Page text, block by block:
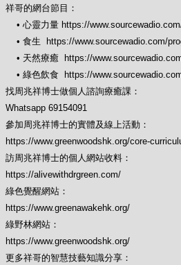
祥哥的網台節目：
• 心靈力量 https://
• 食生 https://www.sourcewadio.com/
• 天然療癒 https://
• 綠色飲食 https://
找周兆祥博士做個人諮詢療癒課：
Whatsapp 69154091
參加周兆祥博士的實體及線上活動：
https://www.greenwoodshk.org/core-
訪周兆祥博士的個人網站收料：
https://alivewithdrgreen.com/
綠色覺醒網站：
https://www.greenawakehk.org/
綠野林網站：
https://www.greenwoodshk.org/
更多祥哥的智慧技藝知識分享：